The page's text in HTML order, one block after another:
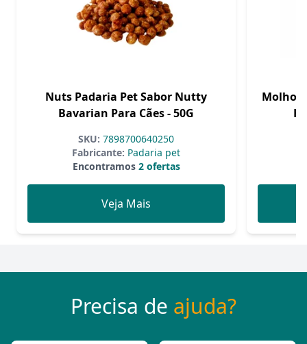
Nuts Padaria Pet Sabor Nutty
Bavarian Para Cães - 50G
SKU: 7898700640250
Fabricante: Padaria pet
Encontramos2 ofertas
Veja Mais
Molho
Precisa de ajuda?